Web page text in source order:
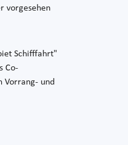
vorgesehen
Schifffahrt"
Co-
Vorrang- und